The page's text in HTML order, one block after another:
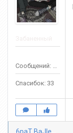
Сообщений: 74
Спасибок: 33